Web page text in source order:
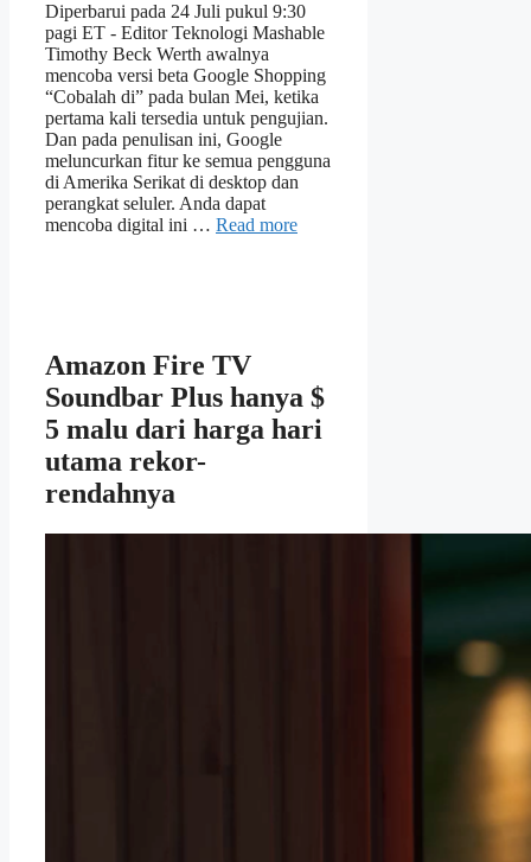
Diperbarui pada 24 Juli pukul 9:30
pagi ET - Editor Teknologi Mashable
Timothy Beck Werth awalnya
mencoba versi beta Google Shopping
“Cobalah di” pada bulan Mei, ketika
pertama kali tersedia untuk pengujian.
Dan pada penulisan ini, Google
meluncurkan fitur ke semua pengguna
di Amerika Serikat di desktop dan
perangkat seluler. Anda dapat
mencoba digital ini … Read more
Amazon Fire TV
Soundbar Plus hanya $
5 malu dari harga hari
utama rekor-
rendahnya